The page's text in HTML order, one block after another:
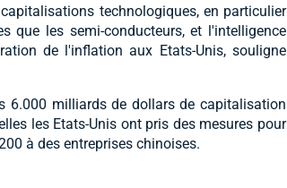
technologiques, en particulier
que les semi-conducteurs, et l'intelligence
de l'inflation aux Etats-Unis, souligne
6.000 milliards de dollars de capitalisation
les Etats-Unis ont pris des mesures pour
à des entreprises chinoises.